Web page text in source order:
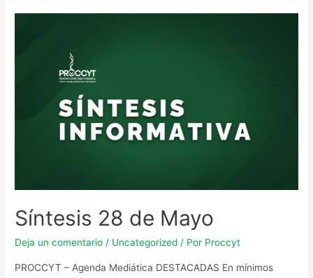
Síntesis 28 de Mayo
Deja un comentario / Uncategorized / Por Proccyt
PROCCYT – Agenda Mediática DESTACADAS En mínimos